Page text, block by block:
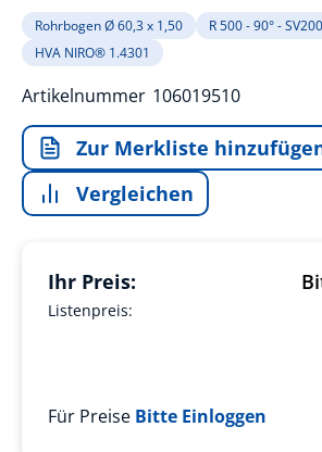
Rohrbogen Ø 60,3 x 1,50
R 500 - 90° -
HVA NIRO® 1.4301
Artikelnummer 106019510
Zur Merkliste
Vergleichen
Listenpreis:
Ihr Preis:
Für Preise Bitte Einloggen